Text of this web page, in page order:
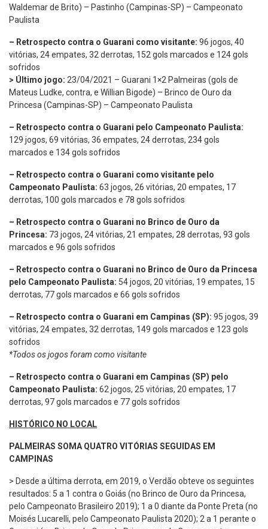
Waldemar de Brito) – Pastinho (Campinas-SP) – Campeonato
Paulista
– Retrospecto contra o Guarani como visitante: 96 jogos, 40
vitórias, 24 empates, 32 derrotas, 152 gols marcados e 124 gols
sofridos
> Último jogo: 23/04/2021 – Guarani 1×2 Palmeiras (gols de
Mateus Ludke, contra, e Willian Bigode) – Brinco de Ouro da
Princesa (Campinas-SP) – Campeonato Paulista
– Retrospecto contra o Guarani pelo Campeonato Paulista:
129 jogos, 69 vitórias, 36 empates, 24 derrotas, 234 gols
marcados e 134 gols sofridos
– Retrospecto contra o Guarani como visitante pelo
Campeonato Paulista: 63 jogos, 26 vitórias, 20 empates, 17
derrotas, 100 gols marcados e 78 gols sofridos
– Retrospecto contra o Guarani no Brinco de Ouro da
Princesa: 73 jogos, 24 vitórias, 21 empates, 28 derrotas, 93 gols
marcados e 96 gols sofridos
– Retrospecto contra o Guarani no Brinco de Ouro da Princesa
pelo Campeonato Paulista: 54 jogos, 20 vitórias, 19 empates, 15
derrotas, 77 gols marcados e 66 gols sofridos
– Retrospecto contra o Guarani em Campinas (SP): 95 jogos, 39
vitórias, 24 empates, 32 derrotas, 149 gols marcados e 123 gols
sofridos
*Todos os jogos foram como visitante
– Retrospecto contra o Guarani em Campinas (SP) pelo
Campeonato Paulista: 62 jogos, 25 vitórias, 20 empates, 17
derrotas, 97 gols marcados e 77 gols sofridos
HISTÓRICO NO LOCAL
PALMEIRAS SOMA QUATRO VITÓRIAS SEGUIDAS EM
CAMPINAS
> Desde a última derrota, em 2019, o Verdão obteve os seguintes
resultados: 5 a 1 contra o Goiás (no Brinco de Ouro da Princesa,
pelo Campeonato Brasileiro 2019); 1 a 0 diante da Ponte Preta (no
Moisés Lucarelli, pelo Campeonato Paulista 2020); 2 a 1 perante o